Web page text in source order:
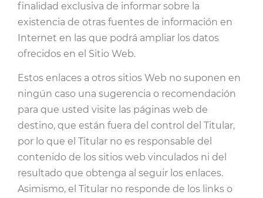
finalidad exclusiva de informar sobre la
existencia de otras fuentes de información en
Internet en las que podrá ampliar los datos
ofrecidos en el Sitio Web.
Estos enlaces a otros sitios Web no suponen en
ningún caso una sugerencia o recomendación
para que usted visite las páginas web de
destino, que están fuera del control del Titular,
por lo que el Titular no es responsable del
contenido de los sitios web vinculados ni del
resultado que obtenga al seguir los enlaces.
Asimismo, el Titular no responde de los links o